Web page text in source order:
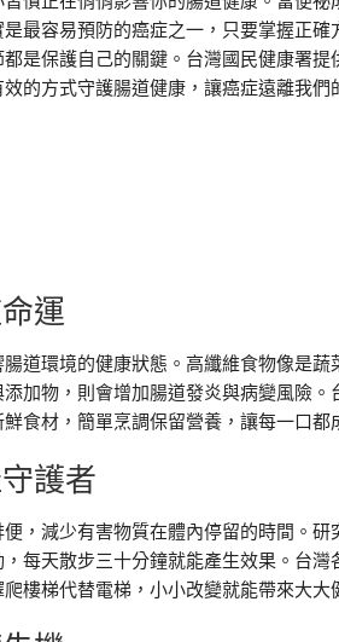
最容易預防的癌症之一，只要掌握正
是保護自己的關鍵。台灣國民健康署
的方式守護腸道健康，讓癌症遠離我們
運
道環境的健康狀態。高纖維食物像是
加物，則會增加腸道發炎與病變風險
食材，簡單烹調保留營養，讓每一口都
護者
，減少有害物質在體內停留的時間。
每天散步三十分鐘就能產生效果。台
樓梯代替電梯，小小改變就能帶來大大